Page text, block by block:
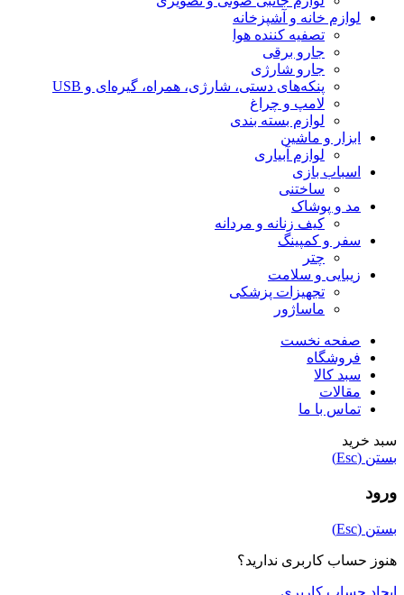
لوازم خانه و آشپزخانه
تصفیه کننده هوا
جارو برقی
جارو شارژی
پنکه‌های دستی، شارژی، همراه، گیره‌ای و USB
لامپ و چراغ
لوازم بسته بندی
ابزار و ماشین
لوازم آبیاری
اسباب بازی
ساختنی
مد و پوشاک
کیف زنانه و مردانه
سفر و کمپینگ
چتر
زیبایی و سلامت
تجهیزات پزشکی
ماساژور
صفحه نخست
فروشگاه
سبد کالا
مقالات
تماس با ما
سبد خرید
بستن (Esc)
ورود
بستن (Esc)
هنوز حساب کاربری ندارید؟
ایجاد حساب کاربری